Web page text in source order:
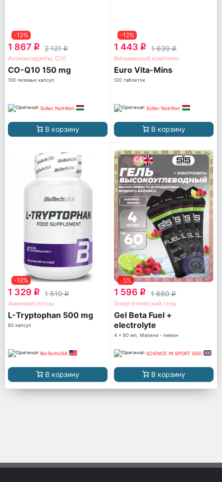
-12%
1 867 q 2 121q
Антиоксиданты, Q10
CO-Q10 150 mg
100 гелевых капсул
Scitec Nutrition
В корзину
-12%
1 443 q 1 639q
Витаминный комплекс
Euro Vita-Mins
120 таблеток
Scitec Nutrition
В корзину
-12%
1 329 q 1 510q
Аминокислотны
L-Tryptophan 500 mg
60 капсул
BioTechUSA
В корзину
-5%
1 596 q 1 680q
Энергетический гель
Gel Beta Fuel +
electrolyte
4 x 60 мл, Малина - лимон
SCIENCE IN SPORT (SiS)
В корзину